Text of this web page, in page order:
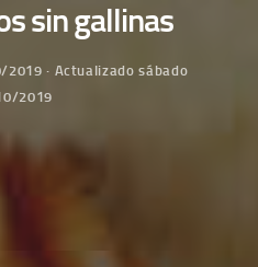
sin gallinas
2019 · Actualizadosábado
2019